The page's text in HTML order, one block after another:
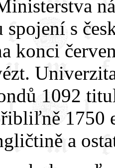
spojení s
konci
1092
1750
a